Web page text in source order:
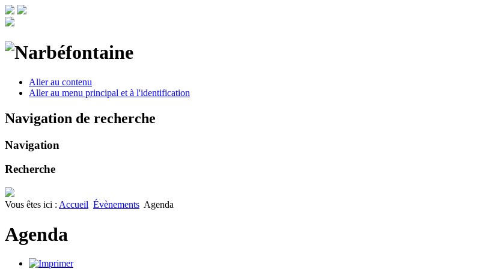
Aller au contenu
Aller au menu principal et à l'identification
Navigation de recherche
Navigation
Recherche
Vous êtes ici : Accueil Évènements Agenda
Agenda